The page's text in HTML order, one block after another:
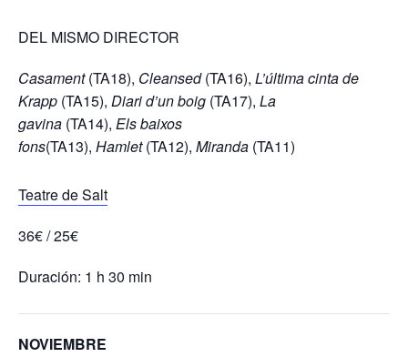
DEL MISMO DIRECTOR
Casament(TA18), Cleansed(TA16), L’última cinta de
Krapp (TA15), Diari d’un boig (TA17), La
gavina (TA14), Els baixos
fons(TA13), Hamlet(TA12), Miranda (TA11)
Teatre de Salt
36€ / 25€
Duración: 1 h 30 min
NOVIEMBRE